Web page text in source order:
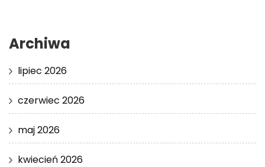
Archiwa
lipiec 2026
czerwiec 2026
maj 2026
kwiecień 2026